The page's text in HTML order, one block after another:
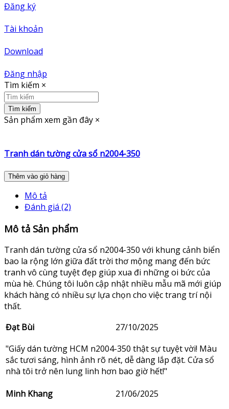
Đăng ký
Tài khoản
Download
Đăng nhập
Tìm kiếm ×
Tìm kiếm
Sản phẩm xem gần đây ×
Tranh dán tường cửa sổ n2004-350
Thêm vào giỏ hàng
Mô tả
Đánh giá (2)
Mô tả Sản phẩm
Tranh dán tường cửa sổ n2004-350 với khung cảnh biển
bao la rộng lớn giữa đất trời thơ mộng mang đến bức
tranh vô cùng tuyệt đẹp giúp xua đi những oi bức của
mùa hè. Chúng tôi luôn cập nhật nhiều mẫu mã mới giúp
khách hàng có nhiều sự lựa chọn cho việc trang trí nội
thất.
Đạt Bùi
27/10/2025
"Giấy dán tường HCM n2004-350 thật sự tuyệt vời! Màu
sắc tươi sáng, hình ảnh rõ nét, dễ dàng lắp đặt. Cửa sổ
nhà tôi trở nên lung linh hơn bao giờ hết!"
Minh Khang
21/06/2025